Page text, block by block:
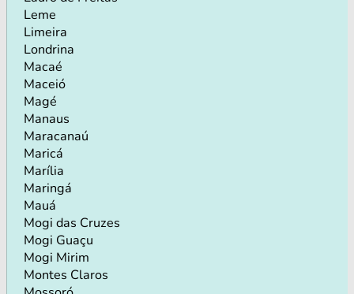
Leme
Limeira
Londrina
Macaé
Maceió
Magé
Manaus
Maracanaú
Maricá
Marília
Maringá
Mauá
Mogi das Cruzes
Mogi Guaçu
Mogi Mirim
Montes Claros